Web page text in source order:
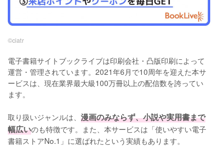
©︎ciatr
電子書籍サイトブックライブは印刷会社・凸版印刷によって
運営・管理されています。2021年6月で10周年を迎えた本サ
ービスは、現在業界最大級100万冊以上の配信数を誇ってい
ます。
取り扱いジャンルは、 漫画のみならず、小説や実用書まで
幅広いのも特徴です。また、本サービスは「使いやすい電子
書籍ストアNo.1」に選ばれたという実績もあります。